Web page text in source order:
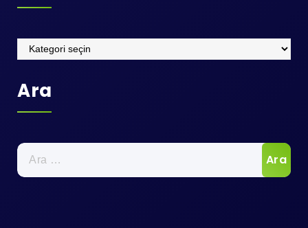
Kategoriler
Ara
Arama: